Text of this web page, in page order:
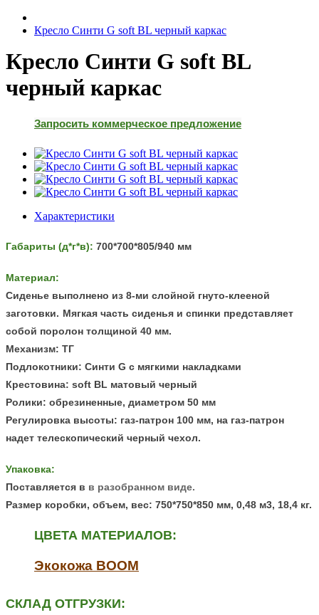
Кресло Синти G soft BL черный каркас
Кресло Синти G soft BL
черный каркас
Запросить коммерческое предложение
Характеристики
Габариты (д*г*в): 700*700*805/940 мм
Материал:
Сиденье выполнено из 8-ми слойной гнуто-клееной
заготовки. Мягкая часть сиденья и спинки представляет
собой поролон толщиной 40 мм.
Механизм: ТГ
Подлокотники: Синти G с мягкими накладками
Крестовина: soft BL матовый черный
Ролики: обрезиненные, диаметром 50 мм
Регулировка высоты: газ-патрон 100 мм, на газ-патрон
надет телескопический черный чехол.
Упаковка:
Поставляется в в разобранном виде.
Размер коробки, объем, вес: 750*750*850 мм, 0,48 м3, 18,4 кг.
ЦВЕТА МАТЕРИАЛОВ:
Экокожа BOOM
СКЛАД ОТГРУЗКИ: